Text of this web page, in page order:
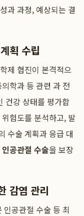
과 과정, 예상되는 결
획 수립
제 협진이 본격적으
학과 등 관련 과 전
건강 상태를 평가합
험도를 분석하고, 발
수술 계획과 응급 대
공관절 수술을 보장
감염 관리
공관절 수술 등 최